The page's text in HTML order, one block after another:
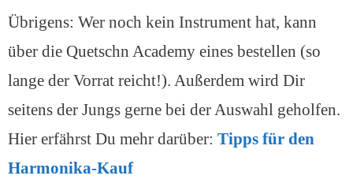
Übrigens: Wer noch kein Instrument hat, kann
über die Quetschn Academy eines bestellen (so
lange der Vorrat reicht!). Außerdem wird Dir
seitens der Jungs gerne bei der Auswahl geholfen.
Hier erfährst Du mehr darüber: Tipps für den
Harmonika-Kauf